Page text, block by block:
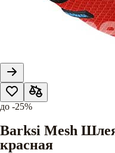
до -25%
Barksi Mesh
красная